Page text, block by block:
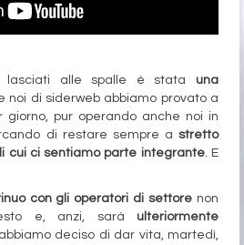
lasciati alle spalle è stata una
noi di siderweb abbiamo provato a
giorno, pur operando anche noi in
di restare sempre a stretto
cui ci sentiamo parte integrante. E
con gli operatori di settore non
e, anzi, sarà ulteriormente
deciso di dar vita, martedì,